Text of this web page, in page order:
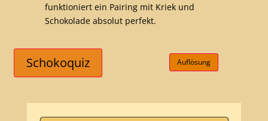
funktioniert ein Pairing mit Kriek und
Schokolade absolut perfekt.
Schokoquiz Auflösung